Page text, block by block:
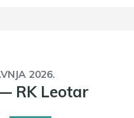
2026.
RK Leotar